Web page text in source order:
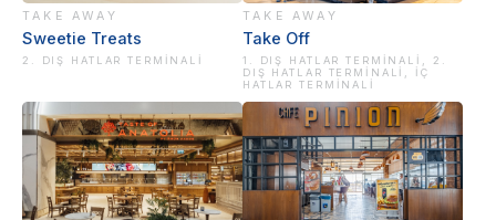
TAKE AWAY
Sweetie Treats
2. DIŞ HATLAR TERMINALI
TAKE AWAY
Take Off
1. DIŞ HATLAR TERMINALI, 2.
DIŞ HATLAR TERMINALI, İÇ
HATLAR TERMINALI